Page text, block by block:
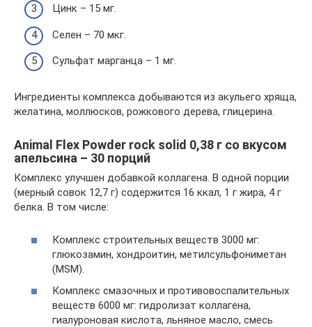
Цинк – 15 мг.
Селен – 70 мкг.
Сульфат марганца – 1 мг.
Ингредиенты комплекса добываются из акульего хряща,
желатина, моллюсков, рожкового дерева, глицерина.
Animal Flex Powder rock solid 0,38 г со вкусом
апельсина – 30 порций
Комплекс улучшен добавкой коллагена. В одной порции
(мерный совок 12,7 г) содержится 16 ккал, 1 г жира, 4 г
белка. В том числе:
Комплекс строительных веществ 3000 мг:
глюкозамин, хондроитин, метилсульфониметан
(MSM).
Комплекс смазочных и противовоспалительных
веществ 6000 мг: гидролизат коллагена,
гиалуроновая кислота, льняное масло, смесь